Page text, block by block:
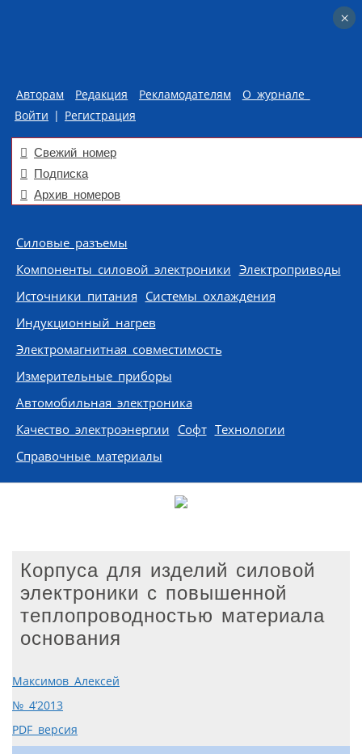
Авторам Редакция Рекламодателям
О журнале
Войти | Регистрация
Свежий номер
Подписка
Архив номеров
Skip to content
Силовые разъемы
Компоненты силовой электроники Электроприводы
Источники питания Системы охлаждения
Индукционный нагрев
Электромагнитная совместимость
Измерительные приборы
Автомобильная электроника
Качество электроэнергии Софт Технологии
Справочные материалы
Корпуса для изделий силовой
электроники с повышенной
теплопроводностью материала
основания
Максимов Алексей
№ 4’2013
PDF версия
×
×